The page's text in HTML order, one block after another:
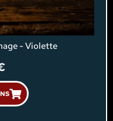
- Violette